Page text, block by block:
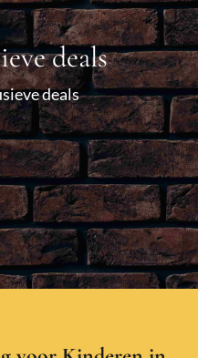
deals
deals